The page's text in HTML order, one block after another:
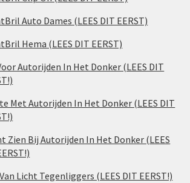
Auto Dames (LEES DIT EERST)
Hema (LEES DIT EERST)
Autorijden In Het Donker (LEES DIT
Met Autorijden In Het Donker (LEES DIT
Zien Bij Autorijden In Het Donker (LEES
Licht Tegenliggers (LEES DIT EERST!)